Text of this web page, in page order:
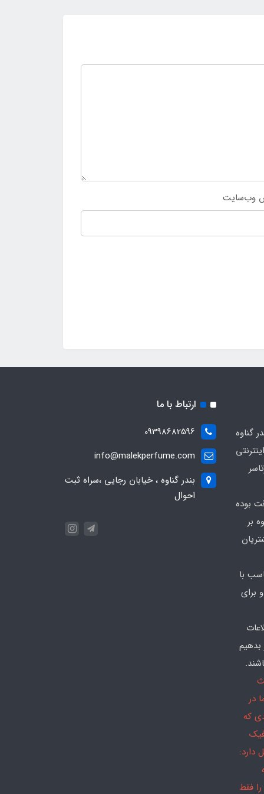
وب‌سایت
گناوه
بوده
بر
با
برای
بدهیم
در
که
دارد:
فقط
ارتباط با ما
09398682596
info@malekperfume.com
بندر گناوه ، خیابان رجایی ،سراه ثبت
احوال